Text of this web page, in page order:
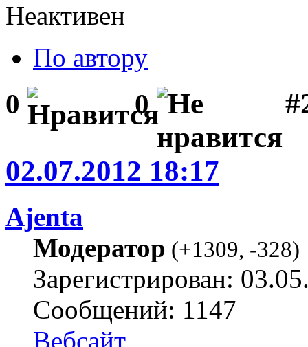
Неактивен
По автору
0 0
02.07.2012 18:17
Ajenta
Модератор (+1309, -328)
Зарегистрирован:
Сообщений: 1147
Вебсайт